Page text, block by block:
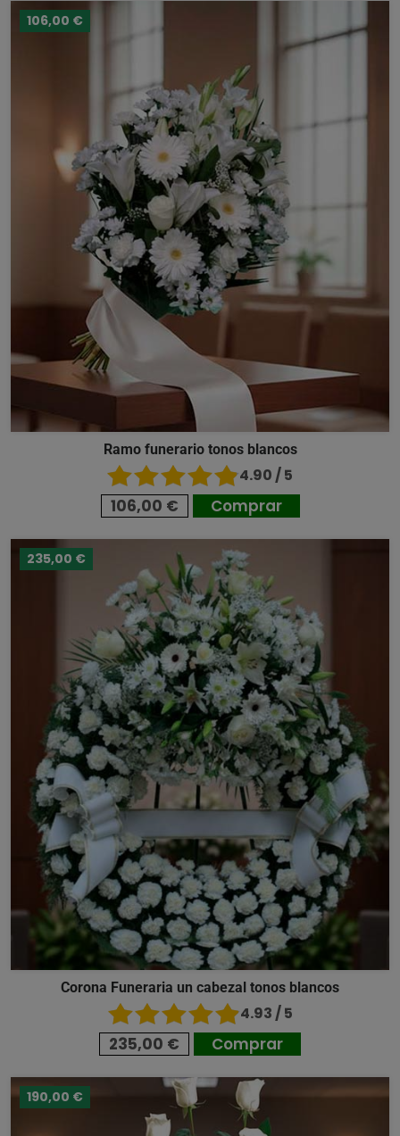
106,00 €
Ramo funerario tonos blancos
4.90 / 5
106,00 € Comprar
235,00 €
Corona Funeraria un cabezal tonos blancos
4.93 / 5
235,00 € Comprar
190,00 €